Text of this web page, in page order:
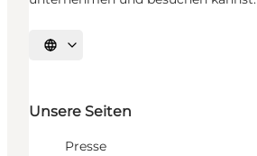
Sprache auswählen
Unsere Seiten
Presse